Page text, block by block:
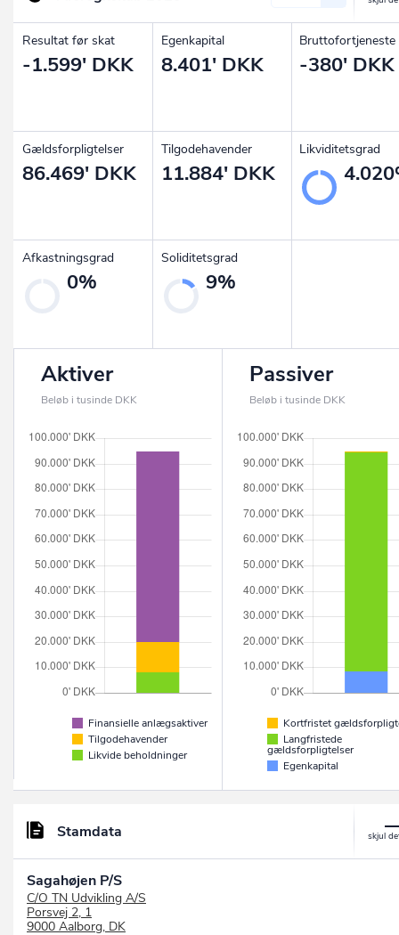
Resultat før skat
-1.599' DKK
Egenkapital
8.401' DKK
Bruttofortjeneste
-380' DKK
Gældsforpligtelser
86.469' DKK
Tilgodehavender
11.884' DKK
Likviditetsgrad
Afkastningsgrad
0%
Soliditetsgrad
9%
Aktiver
Beløb i tusinde DKK
Finansielle anlægsaktiver
Tilgodehavender
Likvide beholdninger
Passiver
Beløb i tusinde DKK
Kortfristet
Langfristede
gældsforpligtelser
Egenkapital
Stamdata
Sagahøjen P/S
C/O TN Udvikling A/S
Porsvej 2, 1
9000 Aalborg, DK